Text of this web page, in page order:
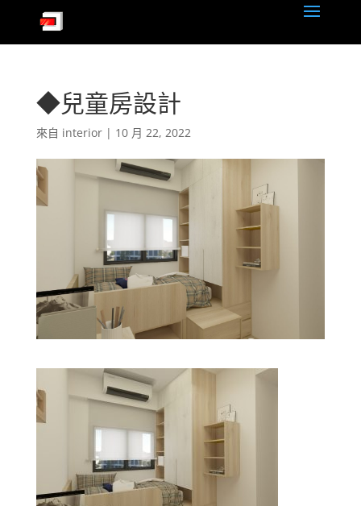
◆兒童房設計
來自 interior| 10 月 22, 2022